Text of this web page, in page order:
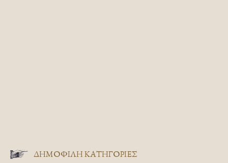
ΔΗΜΟΦΙΛΗ ΚΑΤΗΓΟΡΙΕΣ